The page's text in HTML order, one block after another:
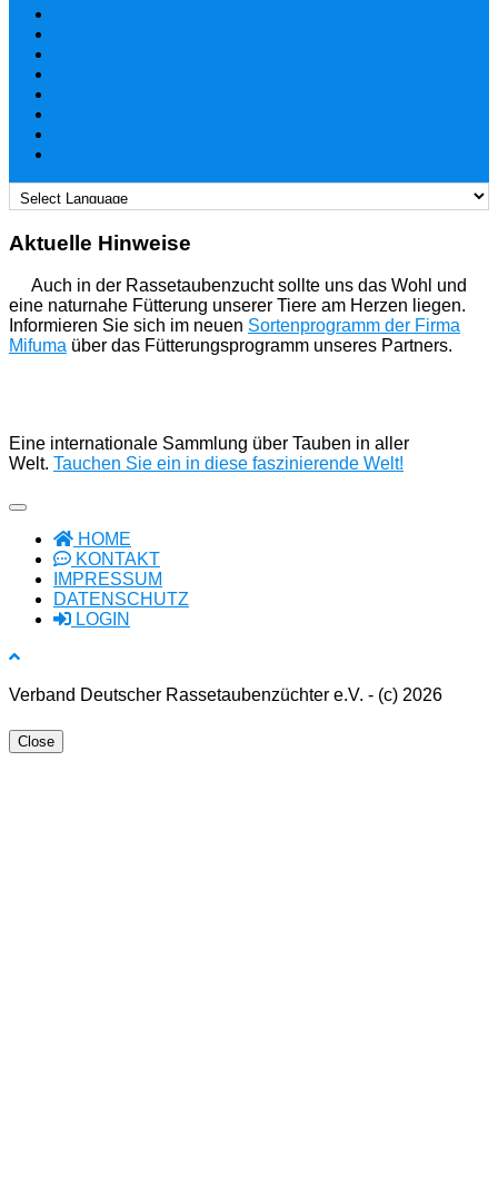
Aktuelle Hinweise
Auch in der Rassetaubenzucht sollte uns das Wohl und
eine naturnahe Fütterung unserer Tiere am Herzen liegen.
Informieren Sie sich im neuen Sortenprogramm der Firma
Mifuma über das Fütterungsprogramm unseres Partners.
Eine internationale Sammlung über Tauben in aller
Welt. Tauchen Sie ein in diese faszinierende Welt!
HOME
KONTAKT
IMPRESSUM
DATENSCHUTZ
LOGIN
Verband Deutscher Rassetaubenzüchter e.V. - (c) 2026
Close